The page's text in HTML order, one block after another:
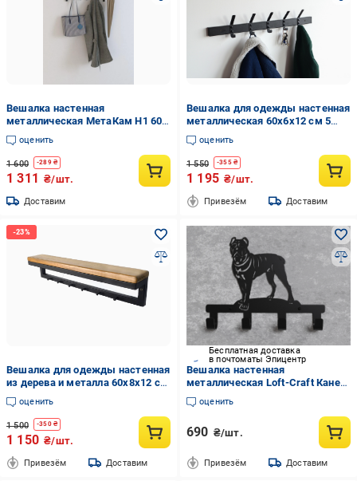
Вешалка настенная
металлическая МетаКам Н1 60
см Черный (11393319)
оценить
1 600 -289₴
1 311 ₴/шт.
Доставим
Вешалка для одежды настенная
металлическая 60x6x12 см 5
крючков Черный (CR.M-4.4)
оценить
1 550 -355₴
1 195 ₴/шт.
Привезём Доставим
Вешалка для одежды настенная
из дерева и металла 60x8x12 см
6 крючков Черный/Дуб (CR.MW-
2.3)
оценить
1 500 -350₴
1 150 ₴/шт.
Привезём Доставим
Бесплатная доставка
в почтоматы Эпицентр
Вешалка настенная
металлическая Loft-Craft Кане-
корсо Черный (AM-016-bk)
оценить
690 ₴/шт.
Привезём Доставим